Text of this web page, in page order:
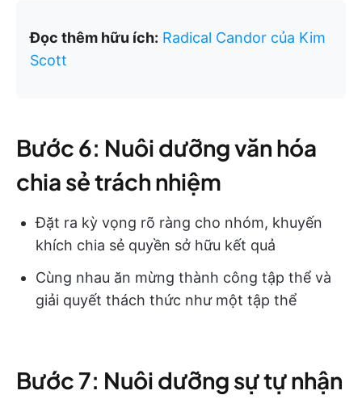
Đọc thêm hữu ích: Radical Candor của Kim
Scott
Bước 6: Nuôi dưỡng văn hóa
chia sẻ trách nhiệm
Đặt ra kỳ vọng rõ ràng cho nhóm, khuyến
khích chia sẻ quyền sở hữu kết quả
Cùng nhau ăn mừng thành công tập thể và
giải quyết thách thức như một tập thể
Bước 7: Nuôi dưỡng sự tự nhận